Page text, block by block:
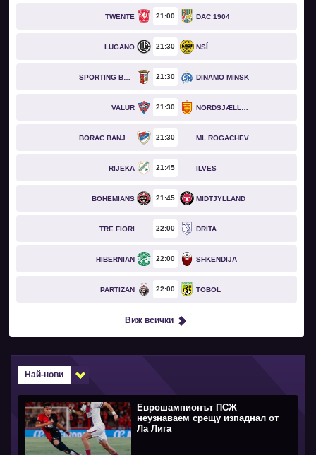
TWENTE 21 00 DAC 1904
LUGANO 21 30 NSÍ
SPORTING BRAGA 21 30 DINAMO MINSK
VALUR 21 30
21 30 ML ROGACHEV
RIJEKA 21 45 ILVES
BOHEMIANS 21 45 MIDTJYLLAND
TRE FIORI 22 00 DRITA
HIBERNIAN 22 00 SHKENDIJA
PARTIZAN 22 00 TOBOL
Виж всички
Най-нови
Еврошампионът ПСЖ
неузнаваем срещу изпаднал от
Ла Лига